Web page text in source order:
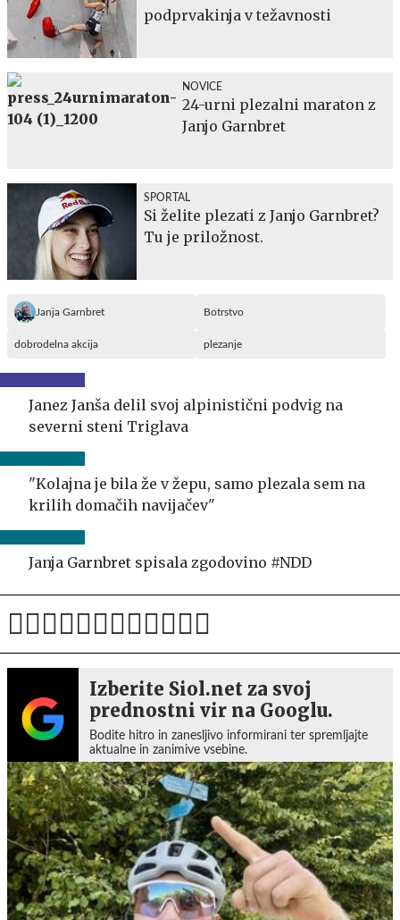
podprvakinja v težavnosti
NOVICE
24-urni plezalni maraton z
Janjo Garnbret
SPORTAL
Si želite plezati z Janjo Garnbret?
Tu je priložnost.
Janja Garnbret Botrstvo
dobrodelna akcija plezanje
Janez Janša delil svoj alpinistični podvig na
severni steni Triglava
"Kolajna je bila že v žepu, samo plezala sem na
krilih domačih navijačev"
Janja Garnbret spisala zgodovino #NDD
Izberite Siol.net za svoj
prednostni vir na Googlu.
Bodite hitro in zanesljivo informirani ter spremljajte
aktualne in zanimive vsebine.